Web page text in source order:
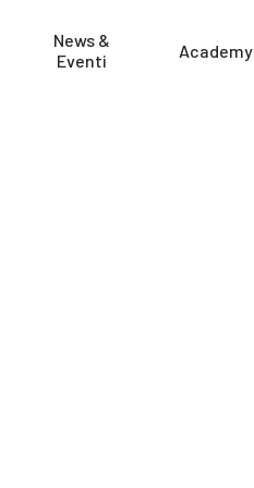
News &
Eventi
Academy